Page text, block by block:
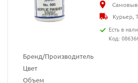
Бренд/Производитель
Цвет
Объем
Курьер,
Есть в
Код: